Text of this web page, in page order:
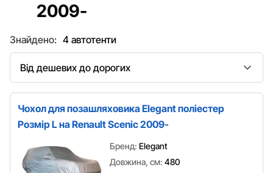
2009-
Знайдено: 4 автотенти
Сортування
Чохол для позашляховика Elegant поліестер
Розмір L на Renault Scenic 2009-
Бренд: Elegant
Довжина, см: 480